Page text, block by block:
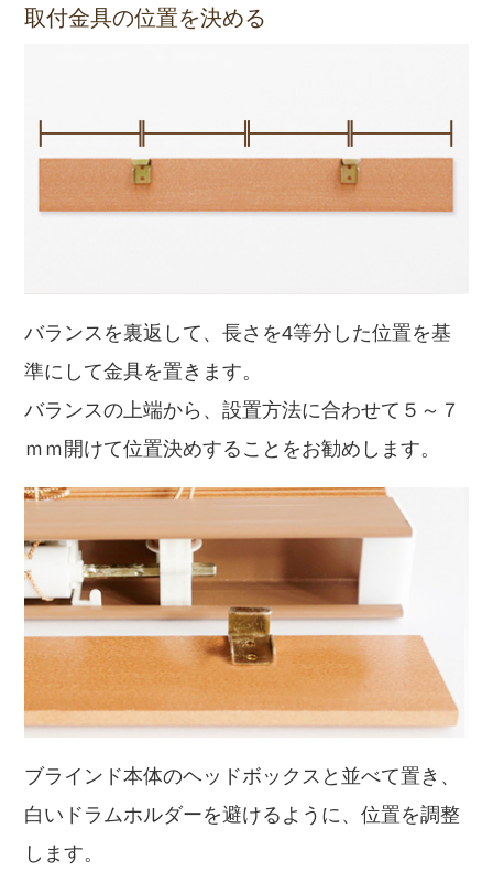
取付金具の位置を決める
バランスを裏返して、長さを4等分した位置を基
準にして金具を置きます。
バランスの上端から、設置方法に合わせて５～７
ｍｍ開けて位置決めすることをお勧めします。
ブラインド本体のヘッドボックスと並べて置き、
白いドラムホルダーを避けるように、位置を調整
します。